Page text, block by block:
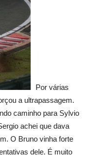
Por várias
a ultrapassagem.
caminho para Sylvio
achei que dava
O Bruno vinha forte
dele. É muito